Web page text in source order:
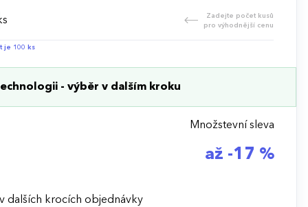
Zadejte počet kusů
pro výhodnější cenu
je 100 ks
- výběr v dalším kroku
Množstevní sleva
až -17 %
dalších krocích objednávky